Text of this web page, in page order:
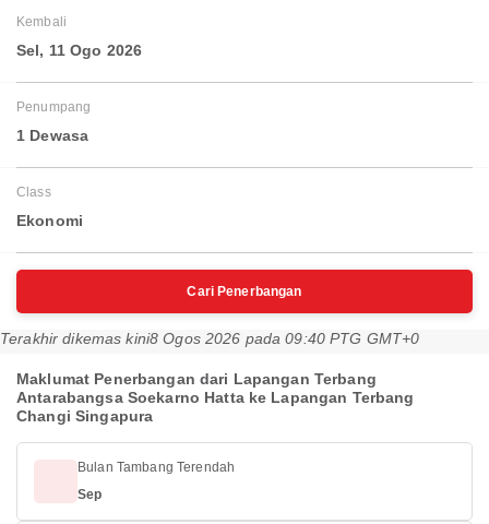
Kembali
Sel, 11 Ogo 2026
Penumpang
1 Dewasa
Class
Ekonomi
Cari Penerbangan
Terakhir dikemas kini8 Ogos 2026 pada 09:40 PTG GMT+0
Maklumat Penerbangan dari Lapangan Terbang
Antarabangsa Soekarno Hatta ke Lapangan Terbang
Changi Singapura
Bulan Tambang Terendah
Sep